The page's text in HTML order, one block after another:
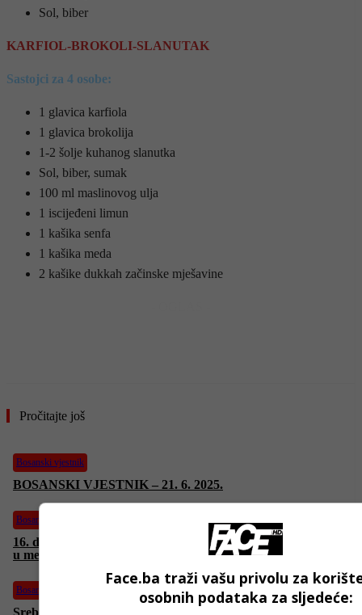
Sol, biber
KARFIOL-BROKOLI-SLANUTAK
Sastojci za 4 osobe:
1 glavica karfiola
1 glavica brokolija
1-2 šolje kuhanog slanutka
Sol, biber, sumak
100 ml maslinovog ulja
1 iscijeđeni limun
1 kašika senfa
1 kašika meda
2 kašike dukkah začinske mješavine
Pročitajte još
Bosanski vjestnik
BOSANSKI VJESTNIK – 21. 6. 2025.
Bosanski vjestnik
16. dani BHAAAS-a: Održan inspirativan panel na temu “Žene
u medicini: osnaživanje i ravnoteža”
Bosanski vjestnik
Srebreničanin Šukrija Meholjić osvaja Ženevu! “Pred UN-om
Face.ba traži vašu privolu za
osobnih podataka za sljedeće: